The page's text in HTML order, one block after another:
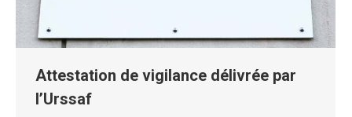
Attestation de vigilance délivrée par
l’Urssaf